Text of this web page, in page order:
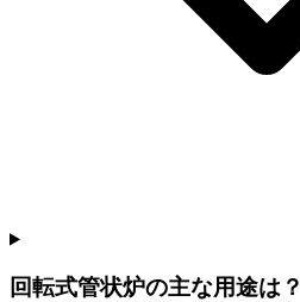
回転式管状炉の主な用途は？